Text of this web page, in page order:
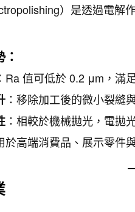
）是透過電
Ra 值可低於 0.2 μm，滿
：移除加工後的微小裂縫
：相較於機械拋光，電拋
於高端消費品、展示零件